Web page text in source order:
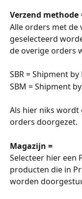
Verzend methode
Alle orders met
geselecteerd
de overige orders
SBR = Shipment by
SBM = Shipment
Als hier niks wordt
orders doorgezet.
Magazijn =
Selecteer hier een
producten die in
worden